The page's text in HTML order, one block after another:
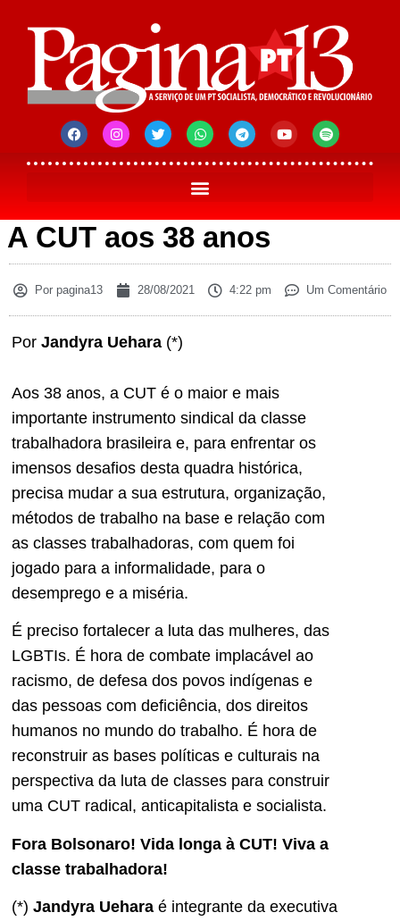
A CUT aos 38 anos
Por pagina13 28/08/2021 4:22 pm Um Comentário
Por Jandyra Uehara (*)
Aos 38 anos, a CUT é o maior e mais
importante instrumento sindical da classe
trabalhadora brasileira e, para enfrentar os
imensos desafios desta quadra histórica,
precisa mudar a sua estrutura, organização,
métodos de trabalho na base e relação com
as classes trabalhadoras, com quem foi
jogado para a informalidade, para o
desemprego e a miséria.
É preciso fortalecer a luta das mulheres, das
LGBTIs. É hora de combate implacável ao
racismo, de defesa dos povos indígenas e
das pessoas com deficiência, dos direitos
humanos no mundo do trabalho. É hora de
reconstruir as bases políticas e culturais na
perspectiva da luta de classes para construir
uma CUT radical, anticapitalista e socialista.
Fora Bolsonaro! Vida longa à CUT! Viva a
classe trabalhadora!
(*) Jandyra Uehara é integrante da executiva